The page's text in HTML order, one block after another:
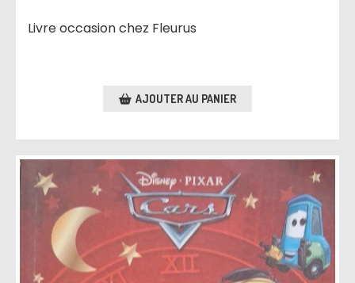
Livre occasion chez Fleurus
AJOUTER AU PANIER